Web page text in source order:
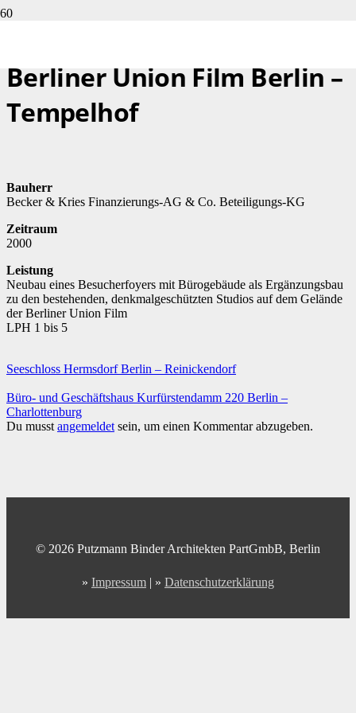
Berliner Union Film Berlin –
Tempelhof
Bauherr
Becker & Kries Finanzierungs-AG & Co. Beteiligungs-KG
Zeitraum
2000
Leistung
Neubau eines Besucherfoyers mit Bürogebäude als Ergänzungsbau
zu den bestehenden, denkmalgeschützten Studios auf dem Gelände
der Berliner Union Film
LPH 1 bis 5
Seeschloss Hermsdorf Berlin – Reinickendorf
Büro- und Geschäftshaus Kurfürstendamm 220 Berlin –
Charlottenburg
Du musst angemeldet sein, um einen Kommentar abzugeben.
© 2026 Putzmann Binder Architekten PartGmbB, Berlin
» Impressum | » Datenschutzerklärung